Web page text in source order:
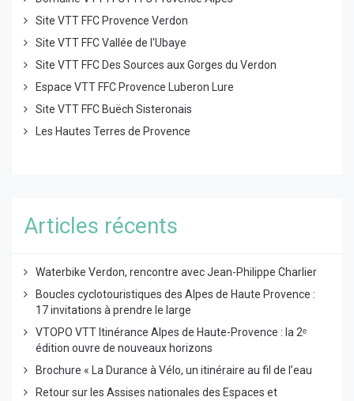
Site VTT FFC Provence Verdon
Site VTT FFC Vallée de l'Ubaye
Site VTT FFC Des Sources aux Gorges du Verdon
Espace VTT FFC Provence Luberon Lure
Site VTT FFC Buëch Sisteronais
Les Hautes Terres de Provence
Articles récents
Waterbike Verdon, rencontre avec Jean-Philippe Charlier
Boucles cyclotouristiques des Alpes de Haute Provence :
17 invitations à prendre le large
VTOPO VTT Itinérance Alpes de Haute-Provence : la 2ᵉ
édition ouvre de nouveaux horizons
Brochure « La Durance à Vélo, un itinéraire au fil de l’eau
Retour sur les Assises nationales des Espaces et